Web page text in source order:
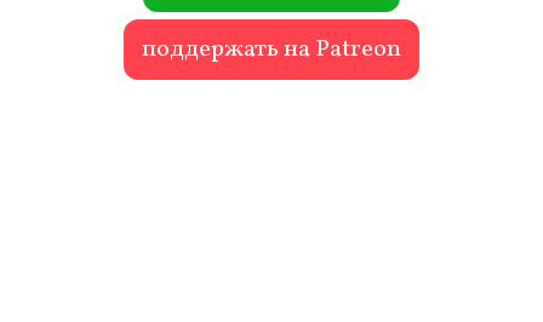
поддержать на Patreon